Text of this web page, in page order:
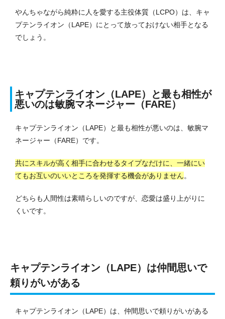
やんちゃながら純粋に人を愛する主役体質（LCPO）は、キャ
プテンライオン（LAPE）にとって放っておけない相手となる
でしょう。
キャプテンライオン（LAPE）と最も相性が
悪いのは敏腕マネージャー（FARE）
キャプテンライオン（LAPE）と最も相性が悪いのは、敏腕マ
ネージャー（FARE）です。
共にスキルが高く相手に合わせるタイプなだけに、一緒にい
てもお互いのいいところを発揮する機会がありません。
どちらも人間性は素晴らしいのですが、恋愛は盛り上がりに
くいです。
キャプテンライオン（LAPE）は仲間思いで
頼りがいがある
キャプテンライオン（LAPE）は、仲間思いで頼りがいがある